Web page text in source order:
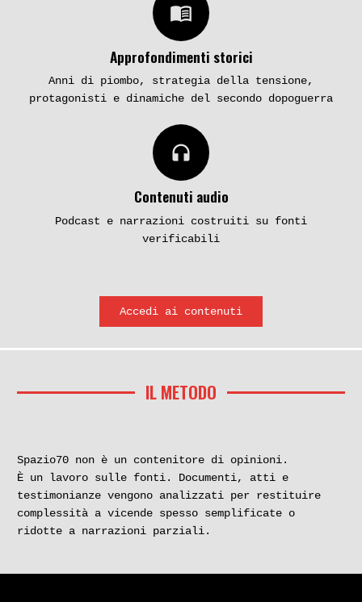
menu_book
Approfondimenti storici
Anni di piombo, strategia della tensione,
protagonisti e dinamiche del secondo dopoguerra
headphones
Contenuti audio
Podcast e narrazioni costruiti su fonti
verificabili
Accedi ai contenuti
IL METODO
Spazio70 non è un contenitore di opinioni.
È un lavoro sulle fonti. Documenti, atti e
testimonianze vengono analizzati per restituire
complessità a vicende spesso semplificate o
ridotte a narrazioni parziali.